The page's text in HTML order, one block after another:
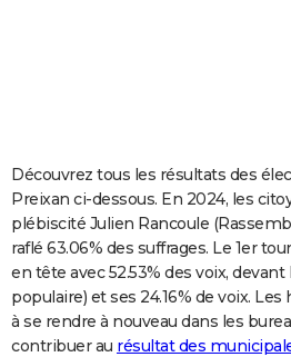
Carte de Noël
Carte Bonne année
Carte Saint-Valentin
Carte Pâques
Carte d'anniversaire
DICTIONNAIRE
Dictionnaire
Biographies
Citations
Expressions
Proverbes
PROGRAMME TV
COPAINS D'AVANT
S'inscrire
Se connecter
Lycées
Collèges
Primaires
Universités
Entreprises
Service militaire
Avis de recherche
AVIS DE DÉCÈS
Découvrez tous les résultats des
Preixan ci-dessous. En 2024, les
plébiscité Julien Rancoule
raflé 63.06% des suffrages. Le 1er
en tête avec 52.53% des voix,
populaire) et ses 24.16% de voix.
à se rendre à nouveau dans les
contribuer au résultat des